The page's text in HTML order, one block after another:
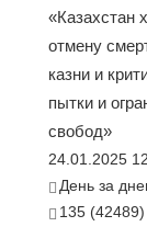
«Казахстан
отмену
казни и
пытки и
свобод»
24.01.2025
День за
135 (42489)